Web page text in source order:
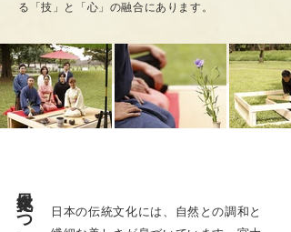
る「技」と「心」の融合にあります。
日本の伝統文化には、自然との調和と